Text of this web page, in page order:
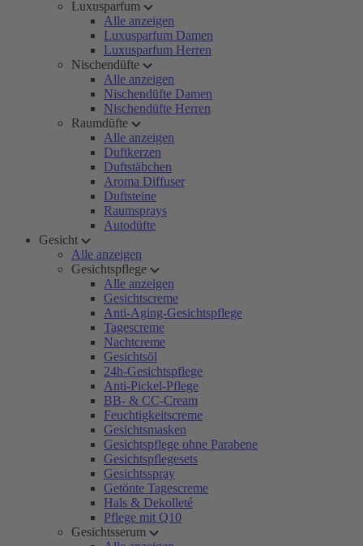
Luxusparfum
Alle anzeigen
Luxusparfum Damen
Luxusparfum Herren
Nischendüfte
Alle anzeigen
Nischendüfte Damen
Nischendüfte Herren
Raumdüfte
Alle anzeigen
Duftkerzen
Duftstäbchen
Aroma Diffuser
Duftsteine
Raumsprays
Autodüfte
Gesicht
Alle anzeigen
Gesichtspflege
Alle anzeigen
Gesichtscreme
Anti-Aging-Gesichtspflege
Tagescreme
Nachtcreme
Gesichtsöl
24h-Gesichtspflege
Anti-Pickel-Pflege
BB- & CC-Cream
Feuchtigkeitscreme
Gesichtsmasken
Gesichtspflege ohne Parabene
Gesichtspflegesets
Gesichtsspray
Getönte Tagescreme
Hals & Dekolleté
Pflege mit Q10
Gesichtsserum